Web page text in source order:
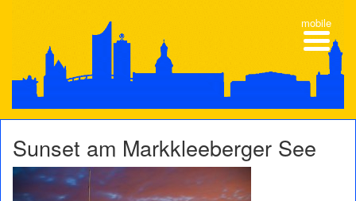
Sunset am Markkleeberger See
mobile